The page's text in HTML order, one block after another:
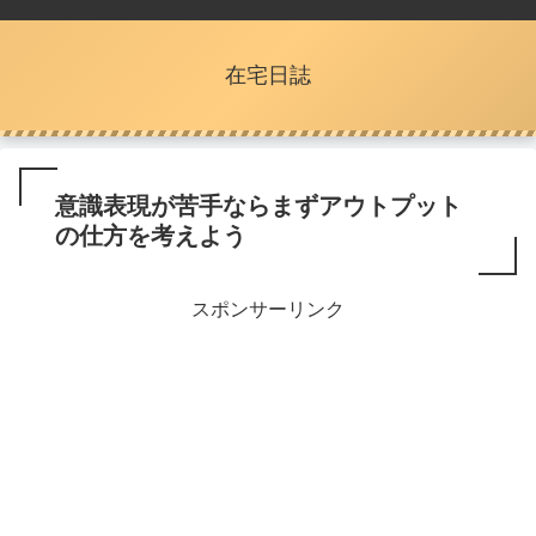
在宅日誌
意識表現が苦手ならまずアウトプット
の仕方を考えよう
スポンサーリンク